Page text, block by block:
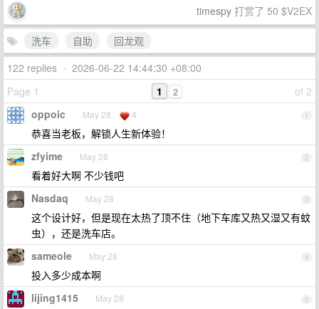
timespy 打赏了 50 $V2EX
洗车 自助
回龙观
122 replies • 2026-06-22 14:44:30 +08:00
Page 1
of 2
1 2
1
oppoic May 28 4
恭喜当老板，解锁人生新体验！
2
zfyime May 28
看着好大啊 不少钱吧
3
Nasdaq May 28
这个设计好，但是现在太热了顶不住（地下车库又热又湿又有蚊
虫），还是洗车店。
4
sameole May 28
投入多少成本啊
5
lijing1415 May 28